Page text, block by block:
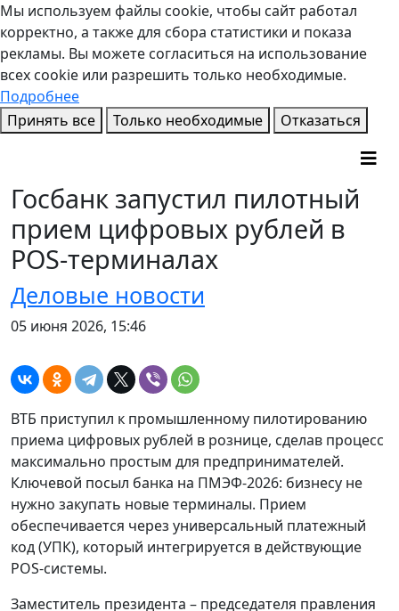
Мы используем файлы cookie, чтобы сайт работал
корректно, а также для сбора статистики и показа
рекламы. Вы можете согласиться на использование
всех cookie или разрешить только необходимые.
Подробнее
Принять все
Только необходимые Отказаться
Госбанк запустил пилотный
прием цифровых рублей в
POS-терминалах
Деловые новости
05 июня 2026, 15:46
ВТБ приступил к промышленному пилотированию
приема цифровых рублей в рознице, сделав процесс
максимально простым для предпринимателей.
Ключевой посыл банка на ПМЭФ-2026: бизнесу не
нужно закупать новые терминалы. Прием
обеспечивается через универсальный платежный
код (УПК), который интегрируется в действующие
POS-системы.
Заместитель президента – председателя правления